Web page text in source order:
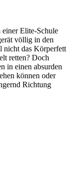
Elite-Schule
völlig in den
nicht das Körperfett
retten? Doch
in einen absurden
können oder
Richtung